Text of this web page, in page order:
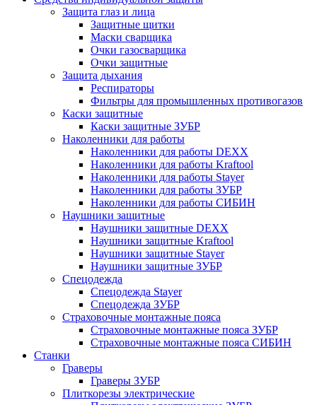
Защита глаз и лица
Защитные щитки
Маски сварщика
Очки газосварщика
Очки защитные
Защита дыхания
Респираторы
Фильтры для промышленных противогазов
Каски защитные
Каски защитные ЗУБР
Наколенники для работы
Наколенники для работы DEXX
Наколенники для работы Kraftool
Наколенники для работы Stayer
Наколенники для работы ЗУБР
Наколенники для работы СИБИН
Наушники защитные
Наушники защитные DEXX
Наушники защитные Kraftool
Наушники защитные Stayer
Наушники защитные ЗУБР
Спецодежда
Спецодежда Stayer
Спецодежда ЗУБР
Страховочные монтажные пояса
Страховочные монтажные пояса ЗУБР
Страховочные монтажные пояса СИБИН
Станки
Граверы
Граверы ЗУБР
Плиткорезы электрические